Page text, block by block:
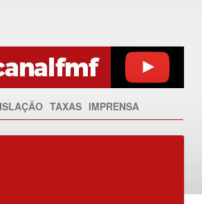
TAXAS IMPRENSA